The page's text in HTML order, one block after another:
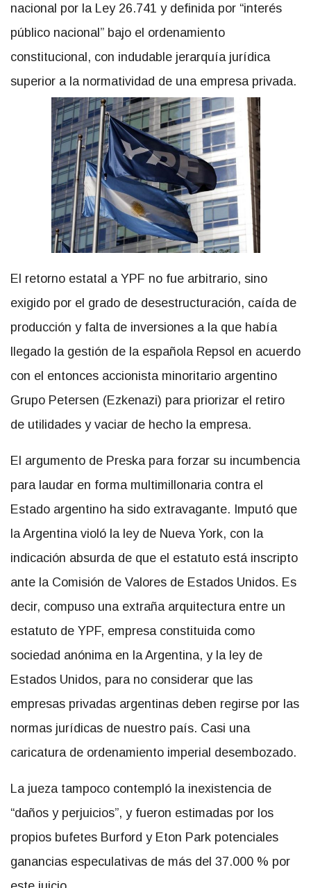
nacional por la Ley 26.741 y definida por “interés
público nacional” bajo el ordenamiento
constitucional, con indudable jerarquía jurídica
superior a la normatividad de una empresa privada.
El retorno estatal a YPF no fue arbitrario, sino
exigido por el grado de desestructuración, caída de
producción y falta de inversiones a la que había
llegado la gestión de la española Repsol en acuerdo
con el entonces accionista minoritario argentino
Grupo Petersen (Ezkenazi) para priorizar el retiro
de utilidades y vaciar de hecho la empresa.
El argumento de Preska para forzar su incumbencia
para laudar en forma multimillonaria contra el
Estado argentino ha sido extravagante. Imputó que
la Argentina violó la ley de Nueva York, con la
indicación absurda de que el estatuto está inscripto
ante la Comisión de Valores de Estados Unidos. Es
decir, compuso una extraña arquitectura entre un
estatuto de YPF, empresa constituida como
sociedad anónima en la Argentina, y la ley de
Estados Unidos, para no considerar que las
empresas privadas argentinas deben regirse por las
normas jurídicas de nuestro país. Casi una
caricatura de ordenamiento imperial desembozado.
La jueza tampoco contempló la inexistencia de
“daños y perjuicios”, y fueron estimadas por los
propios bufetes Burford y Eton Park potenciales
ganancias especulativas de más del 37.000 % por